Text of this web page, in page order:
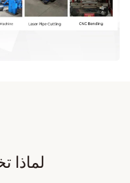
لماذا